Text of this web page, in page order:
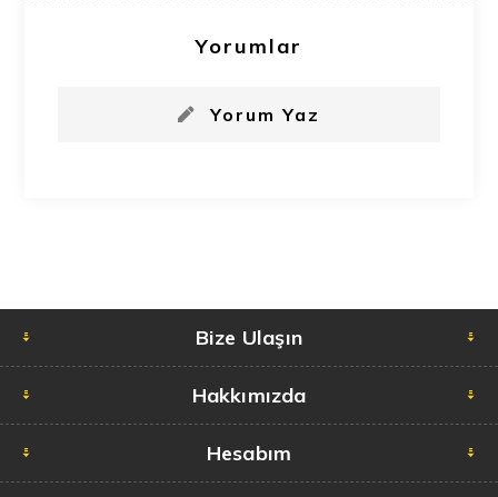
Yorumlar
Yorum Yaz
Bize Ulaşın
Hakkımızda
Hesabım